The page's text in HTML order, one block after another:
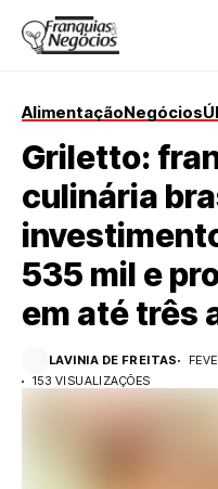
AlimentaçãoNegócios
Griletto:
culinária
535 mil e
em até três
LAVINIA DE FREITAS
153 VISUALIZAÇÕES